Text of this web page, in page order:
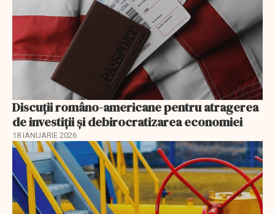
Discuţii româno-americane pentru atragerea
de investiţii şi debirocratizarea economiei
18 IANUARIE 2026